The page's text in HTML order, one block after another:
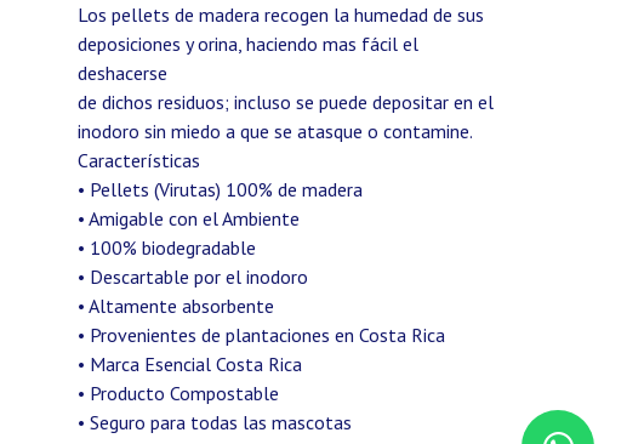
Los pellets de madera recogen la humedad de sus
deposiciones y orina, haciendo mas fácil el
deshacerse
de dichos residuos; incluso se puede depositar en el
inodoro sin miedo a que se atasque o contamine.
Características
• Pellets (Virutas) 100% de madera
• Amigable con el Ambiente
• 100% biodegradable
• Descartable por el inodoro
• Altamente absorbente
• Provenientes de plantaciones en Costa Rica
• Marca Esencial Costa Rica
• Producto Compostable
• Seguro para todas las mascotas